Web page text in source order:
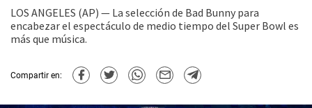
LOS ANGELES (AP) — La selección de Bad Bunny para
encabezar el espectáculo de medio tiempo del Super Bowl es
más que música.
Compartir en: